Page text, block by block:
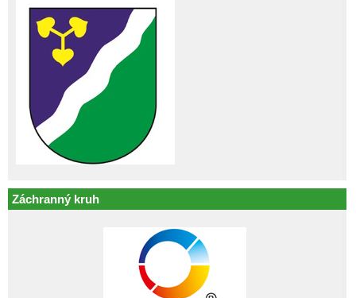
Záchranný kruh